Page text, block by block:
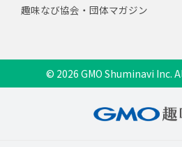
趣味なび協会・団体マガジン
© 2026 GMO Shuminavi Inc.